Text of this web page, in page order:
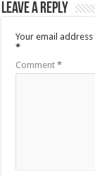
Leave a Reply
Your email
*
Comment*